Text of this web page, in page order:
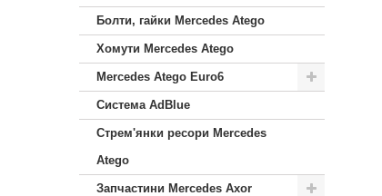
Болти, гайки Mercedes Atego
Хомути Mercedes Atego
Mercedes Atego Euro6
Система AdBlue
Стрем'янки ресори Mercedes
Atego
Запчастини Mercedes Axor